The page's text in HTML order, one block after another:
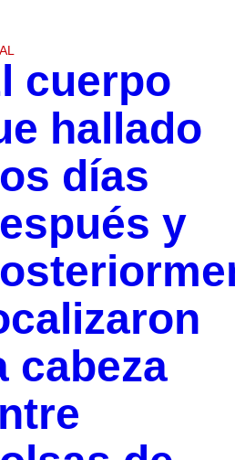
cuerpo
hallado
días
y
cabeza